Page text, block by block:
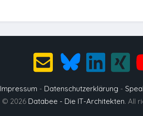
Impressum - Datenschutzerklärung -
© 2026 Databee - Die IT-Architekten. All